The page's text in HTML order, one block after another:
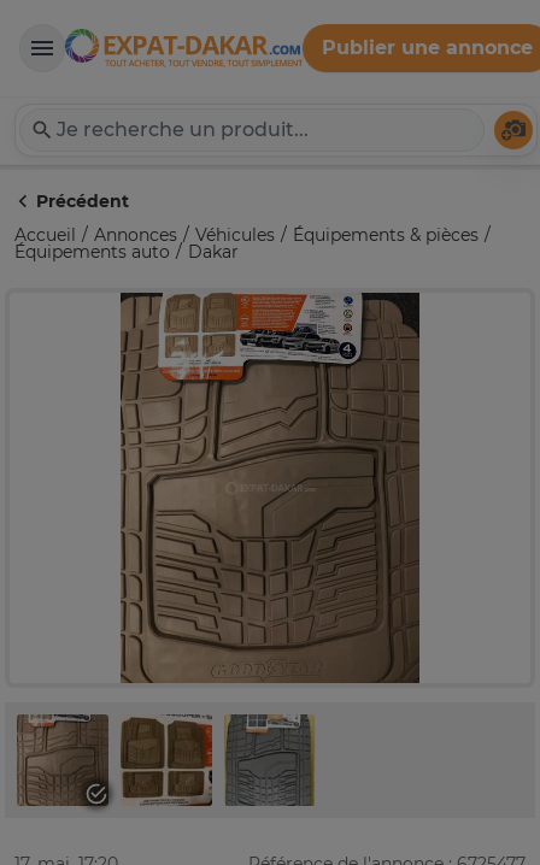
Expat-Dakar
Publier une annonce
Précédent
Accueil
Annonces Véhicules Équipements & pièces
Équipements auto Dakar